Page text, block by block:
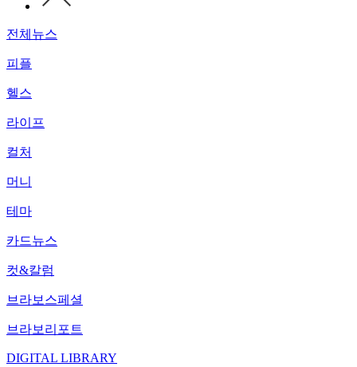
전체뉴스
피플
헬스
라이프
컬처
머니
테마
카드뉴스
컷&칼럼
브라보스페셜
브라보리포트
DIGITAL LIBRARY